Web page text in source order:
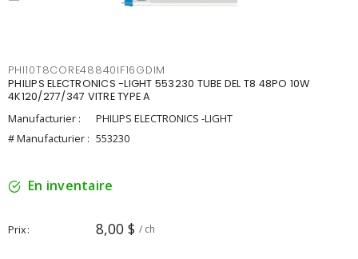
PHI10T8CORE48840IF16GDIM
PHILIPS ELECTRONICS -LIGHT 553230 TUBE DEL T8 48PO 10W
4K120/277/347 VITRE TYPE A
Manufacturier :
PHILIPS ELECTRONICS -LIGHT
# Manufacturier : 553230
En inventaire
Prix 8,00 $ / ch